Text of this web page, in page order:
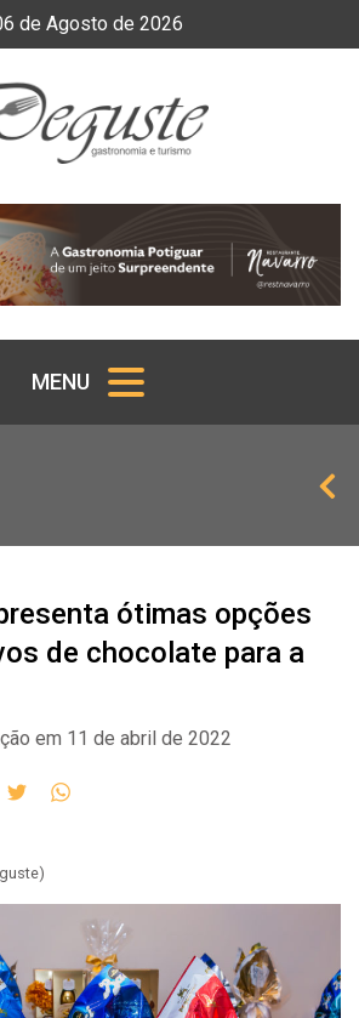
de Agosto de 2026
MENU
ótimas opções
de chocolate para a
em 11 de abril de 2022